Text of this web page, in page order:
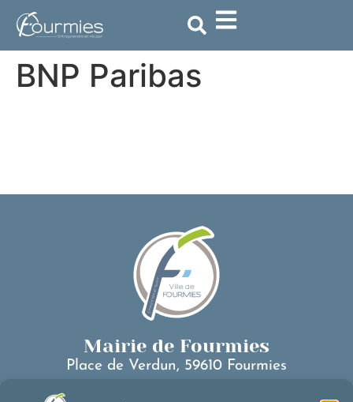
principal
BNP Paribas
Mairie de Fourmies
Place de Verdun, 59610 Fourmies